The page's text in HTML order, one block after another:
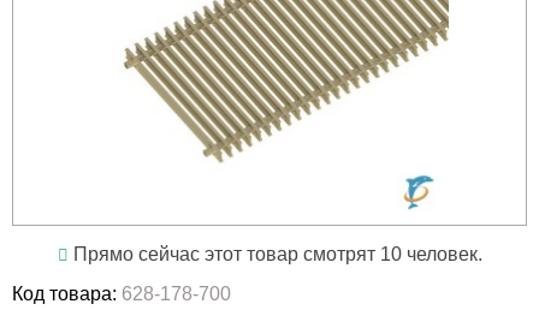
Прямо сейчас этот товар смотрят 10 человек.
Код товара: 628-178-700